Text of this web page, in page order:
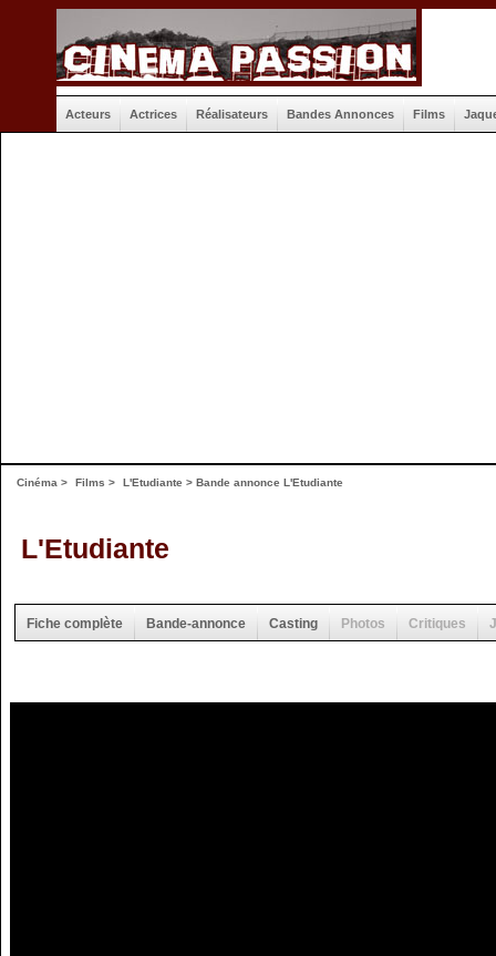
Acteurs Actrices Réalisateurs Bandes Annonces Films
Cinéma > Films > L'Etudiante > Bande annonce L'Etudiante
L'Etudiante
Fiche complète Bande-annonce Casting Photos Critiques